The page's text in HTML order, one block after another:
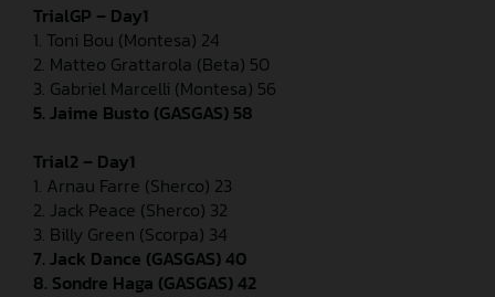
TrialGP – Day1
1. Toni Bou (Montesa) 24
2. Matteo Grattarola (Beta) 50
3. Gabriel Marcelli (Montesa) 56
5. Jaime Busto (GASGAS) 58
Trial2 – Day1
1. Arnau Farre (Sherco) 23
2. Jack Peace (Sherco) 32
3. Billy Green (Scorpa) 34
7. Jack Dance (GASGAS) 40
8. Sondre Haga (GASGAS) 42